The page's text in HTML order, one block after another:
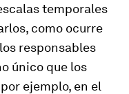
temporales
como ocurre
responsables
único que los
ejemplo, en el